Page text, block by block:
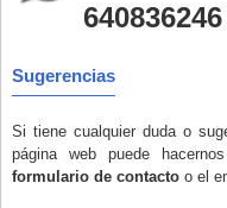
640836246
Sugerencias
Si tiene cualquier duda o
página web puede
formulario de contacto o el